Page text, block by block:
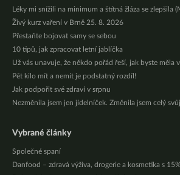
Léky mi snížili na minimum a štítná žláza se zlepšila
Živý kurz vaření v Brně 25. 8. 2026
Přestaňte bojovat samy se sebou
10 tipů, jak zpracovat letní jablíčka
Už vás unavuje, že někdo pořád řeší, jak byste měla
Pět kilo mít a nemít je podstatný rozdíl!
Jak podpořit své zdraví v srpnu
Nezměnila jsem jen jídelníček. Změnila jsem celý
Vybrané články
Společné spaní
Danfood – zdravá výživa, drogerie a kosmetika s